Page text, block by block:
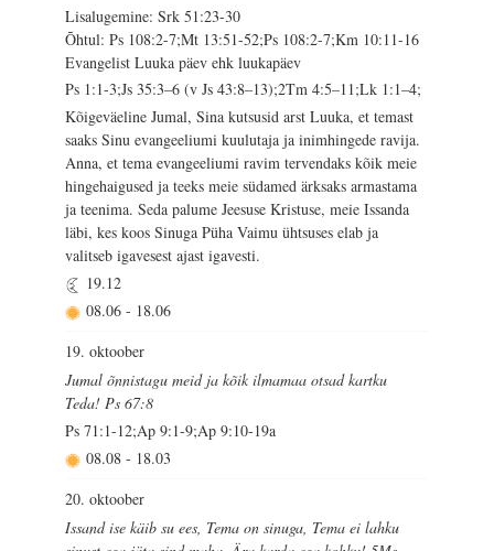
Lisalugemine: Srk 51:23-30
Õhtul: Ps 108:2-7;Mt 13:51-52;Ps 108:2-7;Km 10:11-16
Evangelist Luuka päev ehk luukapäev
Ps 1:1-3;Js 35:3–6 (v Js 43:8–13);2Tm 4:5–11;Lk 1:1–4;
Kõigeväeline Jumal, Sina kutsusid arst Luuka, et temast
saaks Sinu evangeeliumi kuulutaja ja inimhingede ravija.
Anna, et tema evangeeliumi ravim tervendaks kõik meie
hingehaigused ja teeks meie südamed ärksaks armastama
ja teenima. Seda palume Jeesuse Kristuse, meie Issanda
läbi, kes koos Sinuga Püha Vaimu ühtsuses elab ja
valitseb igavesest ajast igavesti.
19.12
08.06 - 18.06
19. oktoober
Jumal õnnistagu meid ja kõik ilmamaa otsad kartku
Teda! Ps 67:8
Ps 71:1-12;Ap 9:1-9;Ap 9:10-19a
08.08 - 18.03
20. oktoober
Issand ise käib su ees, Tema on sinuga, Tema ei lahku